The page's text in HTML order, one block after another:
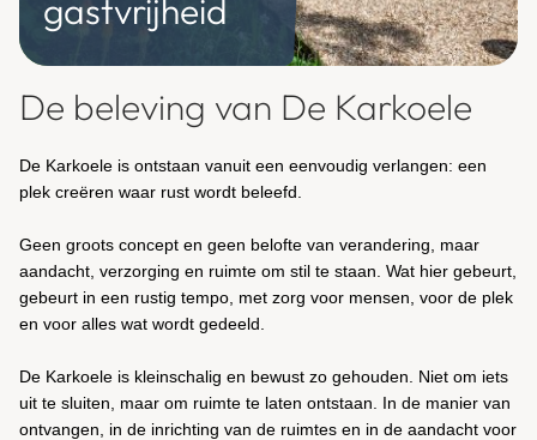
gastvrijheid
De beleving van De Karkoele
De Karkoele is ontstaan vanuit een eenvoudig verlangen: een
plek creëren waar rust wordt beleefd.
Geen groots concept en geen belofte van verandering, maar
aandacht, verzorging en ruimte om stil te staan. Wat hier gebeurt,
gebeurt in een rustig tempo, met zorg voor mensen, voor de plek
en voor alles wat wordt gedeeld.
De Karkoele is kleinschalig en bewust zo gehouden. Niet om iets
uit te sluiten, maar om ruimte te laten ontstaan. In de manier van
ontvangen, in de inrichting van de ruimtes en in de aandacht voor